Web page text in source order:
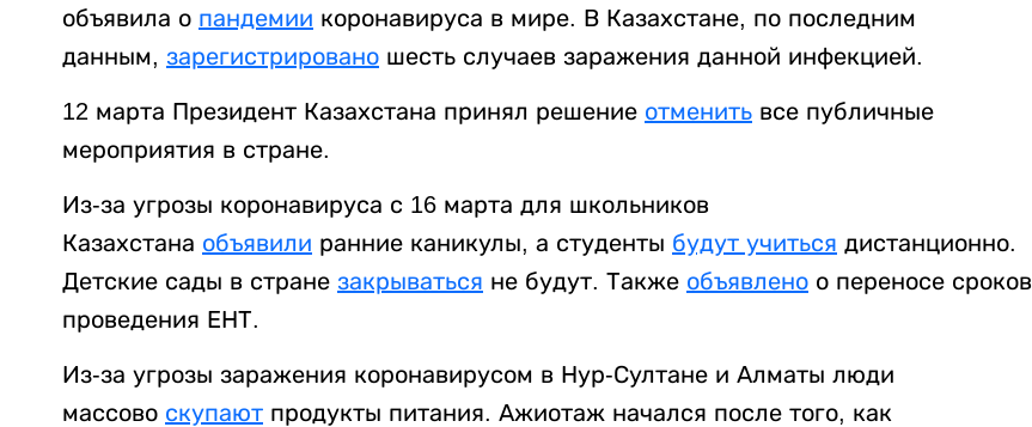
объявила о пандемии коронавируса в мире. В Казахстане, по последним
данным, зарегистрировано шесть случаев заражения данной инфекцией.
12 марта Президент Казахстана принял решение отменить все публичные
мероприятия в стране.
Из-за угрозы коронавируса с 16 марта для школьников
Казахстана объявили ранние каникулы, а студенты будут учиться дистанционно.
Детские сады в стране закрываться не будут. Также объявлено о переносе сроков
проведения ЕНТ.
Из-за угрозы заражения коронавирусом в Нур-Султане и Алматы люди
массово скупают продукты питания. Ажиотаж начался после того, как